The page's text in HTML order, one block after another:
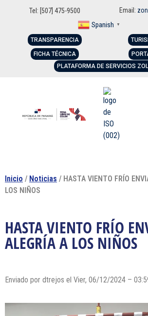
Tel: [507] 475-9500 Email:
Spanish ▼
TRANSPARENCIA
FICHA TÉCNICA
PLATAFORMA DE SERVICIOS
Inicio / Noticias / HASTA VIENTO FRÍO
LOS NIÑOS
HASTA VIENTO FRÍO
ALEGRÍA A LOS NIÑOS
Enviado por dtrejos el Vier, 06/12/2024 –